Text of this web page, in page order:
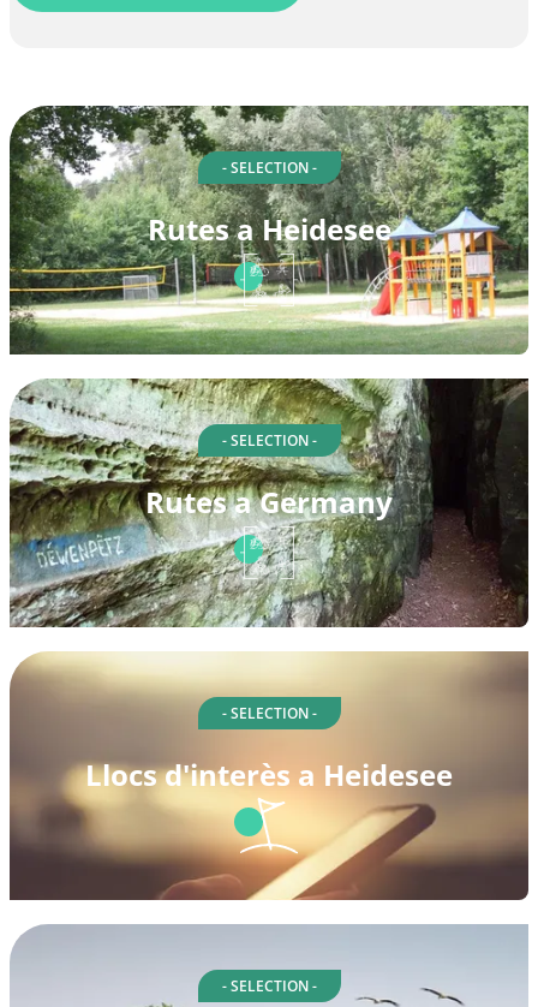
- SELECTION -
Rutes a Heidesee
- SELECTION -
Rutes a Germany
- SELECTION -
Llocs d'interès a Heidesee
- SELECTION -